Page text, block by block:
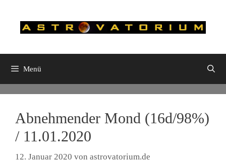
springen
Menü
Abnehmender Mond (16d/98%)
/ 11.01.2020
12. Januar 2020 von astrovatorium.de